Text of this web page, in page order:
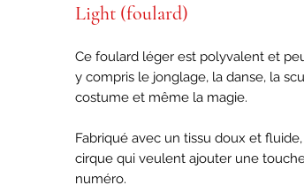
Light (foulard)
Ce foulard léger est polyvalent et
y compris le jonglage, la danse, la
costume et même la magie.
Fabriqué avec un tissu doux et
cirque qui veulent ajouter une
numéro.